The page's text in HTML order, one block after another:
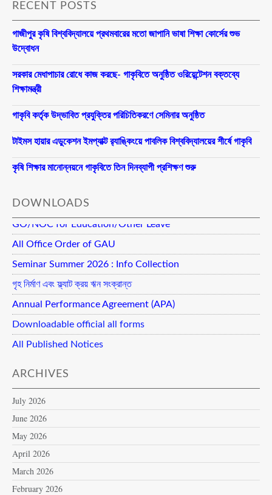
RECENT POSTS
গাজীপুর কৃষি বিশ্ববিদ্যালয়ে প্রথমবারের মতো জাপানি ভাষা শিক্ষা কোর্সের শুভ
উদ্বোধন
সরকার মেধাপাচার রোধে কাজ করছে- গাকৃবিতে অনুষ্ঠিত ওরিয়েন্টেশন বক্তব্যে
শিক্ষামন্ত্রী
গাকৃবি কর্তৃক উদ্ভাবিত প্রযুক্তির পরিচিতিকরণে সেমিনার অনুষ্ঠিত
টাইমস হায়ার এডুকেশন ইমপ্যাক্ট র‍্যাঙ্কিংয়ে পাবলিক বিশ্ববিদ্যালয়ের শীর্ষে গাকৃবি
কৃষি শিক্ষার মানোন্নয়নে গাকৃবিতে তিন দিনব্যাপী প্রশিক্ষণ শুরু
DOWNLOADS
GO/NOC for Education/Other Leave
All Office Order of GAU
Seminar Summer 2026 : Info Collection
গৃহ নির্মাণ এবং ফ্ল্যাট ক্রয় ঋন সংক্রান্ত
Annual Performance Agreement (APA)
Downloadable official all forms
All Published Notices
ARCHIVES
July 2026
June 2026
May 2026
April 2026
March 2026
February 2026